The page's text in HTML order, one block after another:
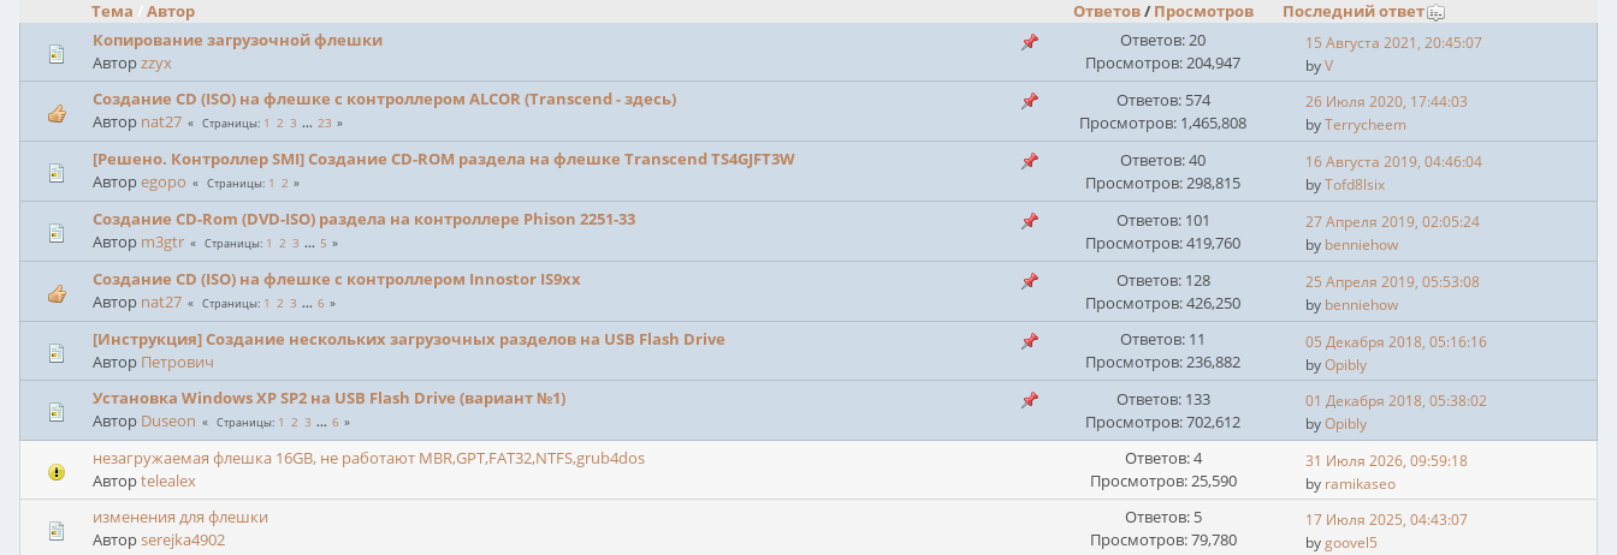
Тема Автор Ответов/ Просмотров
Последний ответ
Копирование загрузочной флешки
Авторzzyx
Ответов: 20
Просмотров: 204,947
15 Августа 2021, 20:45:07
byV
Создание CD (ISO) на флешке с контроллером ALCOR (Transcend - здесь)
Автор nat27 Страницы 1 2 3 ... 23
Ответов: 574
Просмотров: 1,465,808
26 Июля 2020, 17:44:03
byTerrycheem
[Решено. Контроллер SMI] Создание CD-ROM раздела на флешке Transcend TS4GJFT3W
Авторegopo Страницы 1 2
Ответов: 40
Просмотров: 298,815
16 Августа 2019, 04:46:04
byTofd8lsix
Создание CD-Rom (DVD-ISO) раздела на контроллере Phison 2251-33
Автор m3gtr Страницы 1 2 3 ... 5
Ответов: 101
Просмотров: 419,760
27 Апреля 2019, 02:05:24
by benniehow
Создание CD (ISO) на флешке с контроллером Innostor IS9xx
Автор nat27 Страницы 1 2 3 ... 6
Ответов: 128
Просмотров: 426,250
25 Апреля 2019, 05:53:08
by benniehow
[Инструкция] Создание нескольких загрузочных разделов на USB Flash Drive
Автор Петрович
Ответов: 11
Просмотров: 236,882
05 Декабря 2018, 05:16:16
byOpibly
Установка Windows XP SP2 на USB Flash Drive (вариант №1)
Автор Duseon Страницы 1 2 3 ... 6
Ответов: 133
Просмотров: 702,612
01 Декабря 2018, 05:38:02
byOpibly
незагружаемая флешка 16GB, не работают MBR,GPT,FAT32,NTFS,grub4dos
Авторtelealex
Ответов: 4
Просмотров: 25,590
31 Июля 2026, 09:59:18
by ramikaseo
изменения для флешки
Авторserejka4902
Ответов: 5
Просмотров: 79,780
17 Июля 2025, 04:43:07
bygoovel5